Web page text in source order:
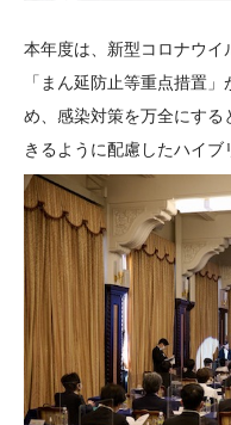
本年度は、新型コロナウイ
「まん延防止等重点措置
め、感染対策を万全にす
きるように配慮したハイブ